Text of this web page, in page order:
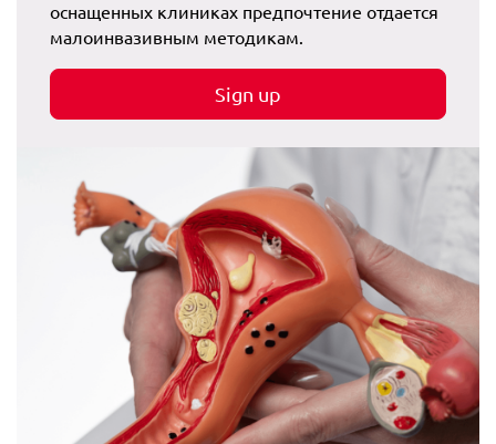
оснащенных клиниках предпочтение отдается
малоинвазивным методикам.
Sign up